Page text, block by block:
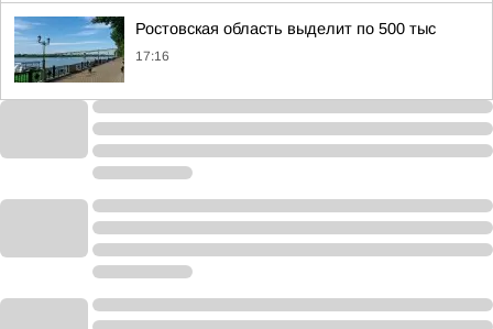
Ростовская область выделит по 500 тыс
17:16